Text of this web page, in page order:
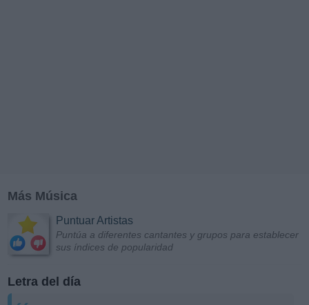
Más Música
Puntuar Artistas
Puntúa a diferentes cantantes y grupos para establecer
sus índices de popularidad
Letra del día